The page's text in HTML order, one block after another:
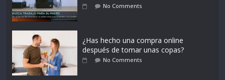
No Comments
¿Has hecho una compra online
después de tomar unas copas?
No Comments